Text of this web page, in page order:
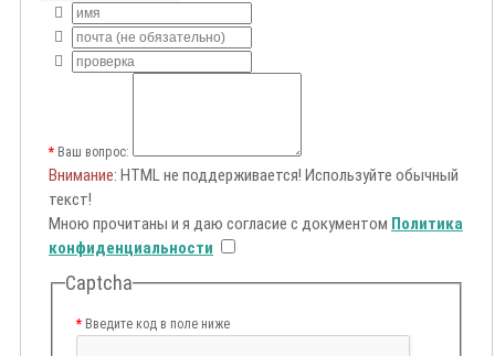
Ваш вопрос:
Внимание: HTML не поддерживается! Используйте обычный
текст!
Мною прочитаны и я даю согласие с документом Политика
конфиденциальности
Captcha
Введите код в поле ниже